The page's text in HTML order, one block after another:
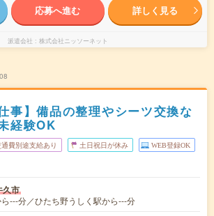
応募へ進む 詳しく見る
派遣会社 株式会社ニッソーネット
事】備品の整理やシーツ交換な
経験OK
通費別途支給あり 土日祝日が休み WEB登録OK
久市
---分／ひたち野うしく駅から---分